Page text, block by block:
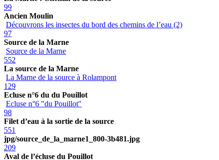
99
Ancien Moulin
Découvrons les insectes du bord des chemins de l’eau (2)
97
Source de la Marne
Source de la Marne
552
La source de la Marne
La Marne de la source à Rolampont
129
Ecluse n°6 du du Pouillot
Ecluse n°6 "du Pouillot"
98
Filet d’eau à la sortie de la source
551
jpg/source_de_la_marne1_800-3b481.jpg
209
Aval de l’écluse du Pouillot